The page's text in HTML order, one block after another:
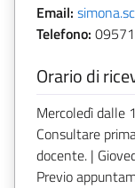
Email:
Telefono:
Orario di
Mercoledì dalle
Consultare
docente. |
Previo